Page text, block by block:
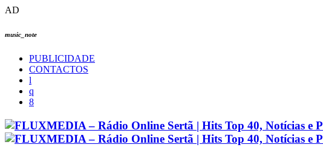
AD
music_note
PUBLICIDADE
CONTACTOS